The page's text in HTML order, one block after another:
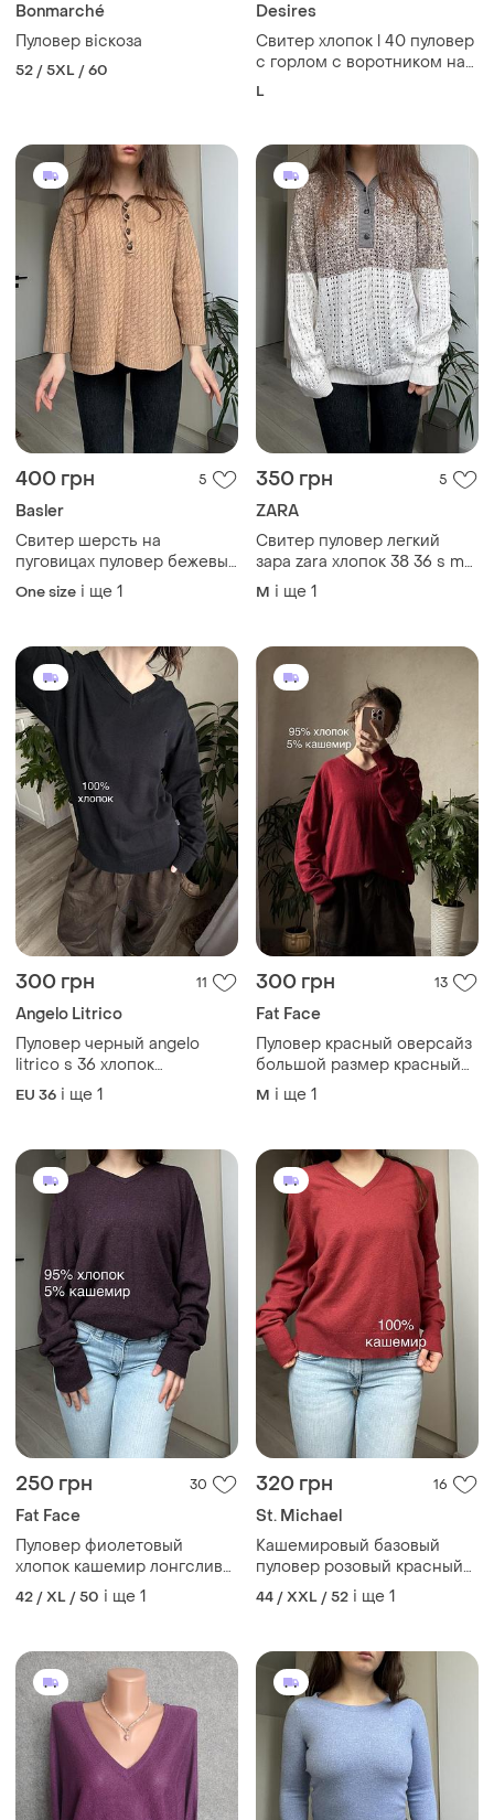
Bonmarché
Пуловер віскоза
52 / 5XL / 60
Desires
Свитер хлопок l 40 пуловер
с горлом с воротником на
пуговицах бежевый
L
400 грн 5
Basler
Свитер шерсть на
пуговицах пуловер бежевый
плотный вязаный pure laine
прямой силуэт теплый с
четверти 3/4 свободный
One size і ще 1
350 грн 5
ZARA
Свитер пуловер легкий
зара zara хлопок 38 36 s m
белый бежевый на
пуговицах
M і ще 1
300 грн 11
Angelo Litrico
Пуловер черный angelo
litrico s 36 хлопок
свободный базовый с
зауженным низом
EU 36 і ще 1
300 грн 13
Fat Face
Пуловер красный оверсайз
большой размер красный
хлопок кашемир
свободный street style
M і ще 1
250 грн 30
Fat Face
Пуловер фиолетовый
хлопок кашемир лонгслив
большой размер винтаж
хиппи гоблинкор
42 / XL / 50 і ще 1
320 грн 16
St. Michael
Кашемировый базовый
пуловер розовый красный
большой размер 46-48
44 / XXL / 52 і ще 1